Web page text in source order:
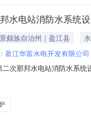
水电站消防水系统
颇族自治州｜盈江县
盈江华富水电开发有限公司
二次那邦水电站消防水系